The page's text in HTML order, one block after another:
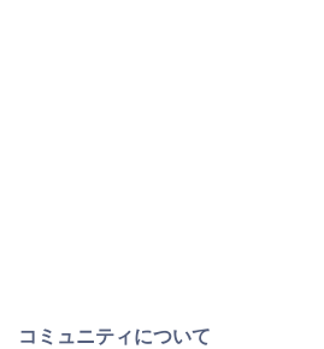
コミュニティについて